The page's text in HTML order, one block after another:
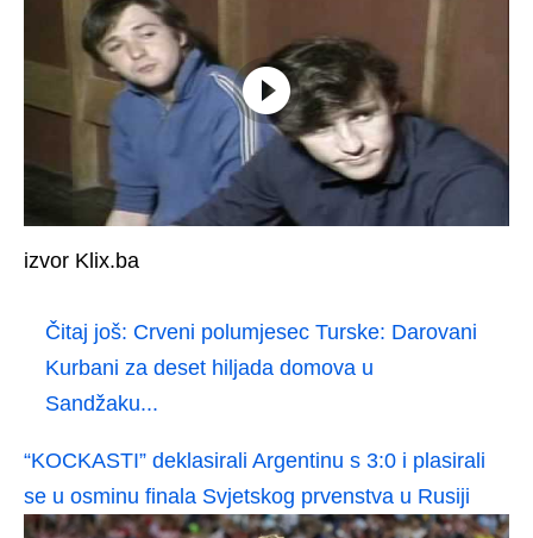
izvor Klix.ba
Čitaj još: Crveni polumjesec Turske: Darovani
Kurbani za deset hiljada domova u
Sandžaku...
“KOCKASTI” deklasirali Argentinu s 3:0 i plasirali
se u osminu finala Svjetskog prvenstva u Rusiji